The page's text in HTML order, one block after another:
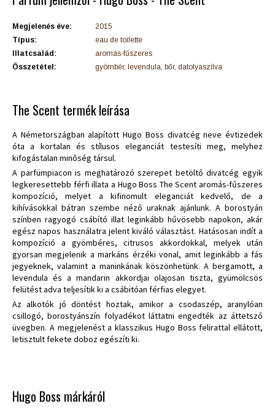
Megjelenés éve:
2015
Típus:
eau de toilette
Illatcsalád:
aromás-fűszeres
Összetétel:
gyömbér, levendula, bőr, datolyaszilva
The Scent termék leírása
A Németországban alapított Hugo Boss divatcég neve évtizedek
óta a kortalan és stílusos eleganciát testesíti meg, melyhez
kifogástalan minőség társul.
A parfümpiacon is meghatározó szerepet betöltő divatcég egyik
legkeresettebb férfi illata a Hugo Boss The Scent aromás-fűszeres
kompozíció, melyet a kifinomult eleganciát kedvelő, de a
kihívásokkal bátran szembe néző uraknak ajánlunk. A borostyán
színben ragyogó csábító illat leginkább hűvösebb napokon, akár
egész napos használatra jelent kiváló választást. Hatásosan indít a
kompozíció a gyömbéres, citrusos akkordokkal, melyek után
gyorsan megjelenik a markáns érzéki vonal, amit leginkább a fás
jegyeknek, valamint a maninkának köszönhetünk. A bergamott, a
levendula és a mandarin akkordjai olajosan tiszta, gyümölcsös
felütést adva teljesítik ki a csábitóan férfias elegyet.
Az alkotók jó döntést hoztak, amikor a csodaszép, aranylóan
csillogó, borostyánszín folyadékot láttatni engedték az áttetsző
üvegben. A megjelenést a klasszikus Hugo Boss felirattal ellátott,
letisztult fekete doboz egészíti ki.
Hugo Boss márkáról